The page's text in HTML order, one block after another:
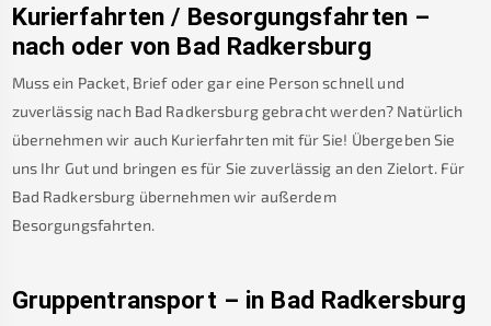
Kurierfahrten / Besorgungsfahrten –
nach oder von Bad Radkersburg
Muss ein Packet, Brief oder gar eine Person schnell und
zuverlässig nach Bad Radkersburg gebracht werden? Natürlich
übernehmen wir auch Kurierfahrten mit für Sie! Übergeben Sie
uns Ihr Gut und bringen es für Sie zuverlässig an den Zielort. Für
Bad Radkersburg übernehmen wir außerdem
Besorgungsfahrten.
Gruppentransport – in Bad Radkersburg